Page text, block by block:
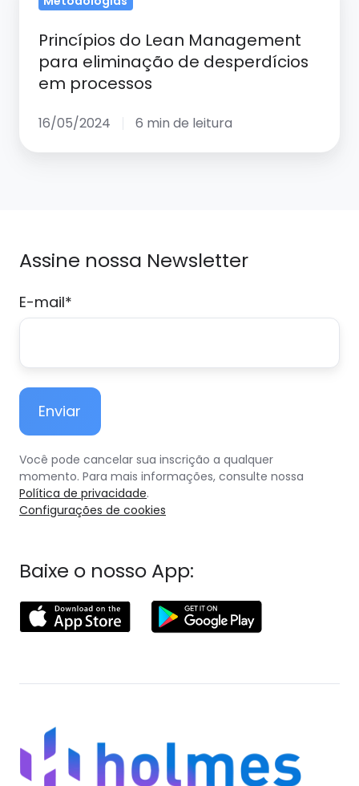
retenção
clientes
Management
para
eliminação
Princípios do Lean Management
para eliminação de desperdícios
em processos
16/05/2024 6 min de leitura
Assine nossa Newsletter
E-mail*
Você pode cancelar sua inscrição a qualquer
momento. Para mais informações, consulte nossa
Política de privacidade.
Configurações de cookies
Baixe o nosso App: